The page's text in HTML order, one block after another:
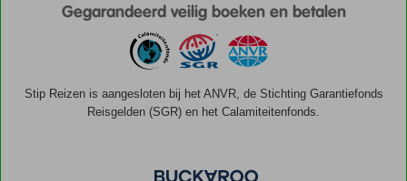
Gegarandeerd veilig boeken en betalen
Stip Reizen is aangesloten bij het ANVR, de Stichting Garantiefonds
Reisgelden (SGR) en het Calamiteitenfonds.